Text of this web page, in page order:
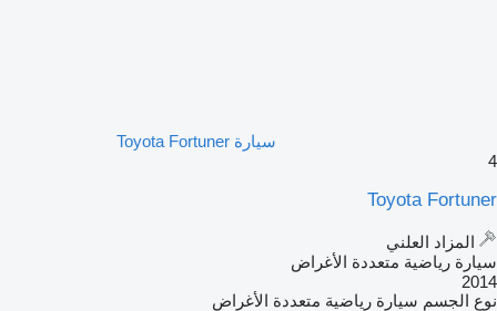
سيارة Toyota Fortuner
4
Toyota Fortuner
المزاد العلني
سيارة رياضية متعددة الأغراض
2014
نوع الجسم سيارة رياضية متعددة الأغراض